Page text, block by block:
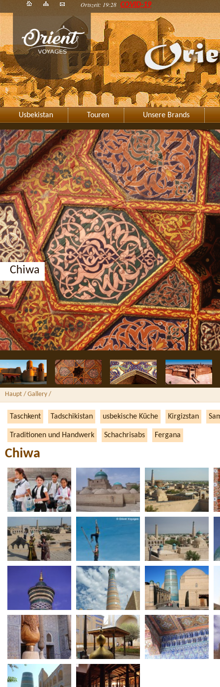
Ortszeit: 19:28 COVID-19
Usbekistan Touren Unsere Brands
Chiwa
Haupt / Gallery /
Taschkent Tadschikistan usbekische Küche Kirgizstan
Traditionen und Handwerk Schachrisabs Fergana
Chiwa